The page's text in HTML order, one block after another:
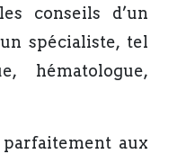
conseils d’un
spécialiste, tel
hématologue,
aux